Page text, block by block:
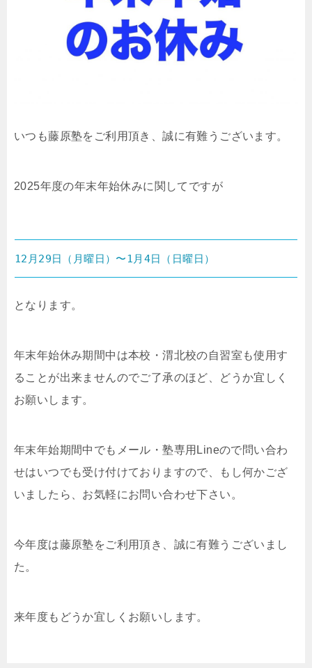
いつも藤原塾をご利用頂き、誠に有難うございます。
2025年度の年末年始休みに関してですが
12月29日（月曜日）〜1月4日（日曜日）
となります。
年末年始休み期間中は本校・渭北校の自習室も使用す
ることが出来ませんのでご了承のほど、どうか宜しく
お願いします。
年末年始期間中でもメール・塾専用Lineので問い合わ
せはいつでも受け付けておりますので、もし何かござ
いましたら、お気軽にお問い合わせ下さい。
今年度は藤原塾をご利用頂き、誠に有難うございまし
た。
来年度もどうか宜しくお願いします。